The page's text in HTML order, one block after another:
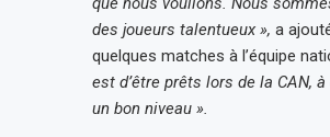
des joueurs talentueux », a
quelques matches à l’équipe
est d’être prêts lors de la CAN,
un bon niveau ».